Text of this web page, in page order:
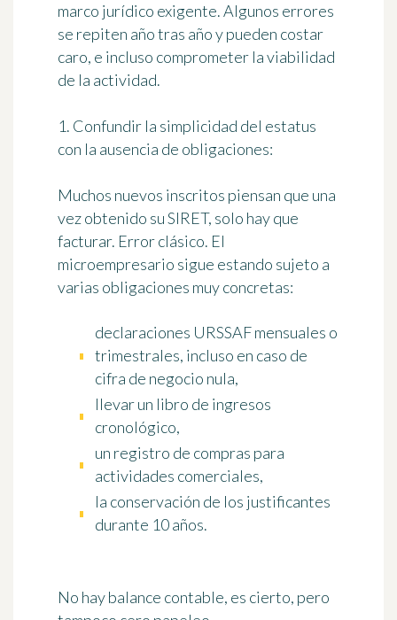
marco jurídico exigente. Algunos errores
se repiten año tras año y pueden costar
caro, e incluso comprometer la viabilidad
de la actividad.
1. Confundir la simplicidad del estatus
con la ausencia de obligaciones:
Muchos nuevos inscritos piensan que una
vez obtenido su SIRET, solo hay que
facturar. Error clásico. El
microempresario sigue estando sujeto a
varias obligaciones muy concretas:
declaraciones URSSAF mensuales o
trimestrales, incluso en caso de
cifra de negocio nula,
llevar un libro de ingresos
cronológico,
un registro de compras para
actividades comerciales,
la conservación de los justificantes
durante 10 años.
No hay balance contable, es cierto, pero